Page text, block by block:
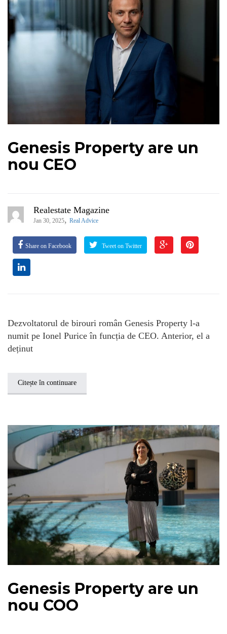
Genesis Property are un
nou CEO
Realestate Magazine
Jan 30, 2025, Real Advice
Share on Facebook Tweet on Twitter
Dezvoltatorul de birouri român Genesis Property l-a
numit pe Ionel Purice în funcția de CEO. Anterior, el a
deținut
Citește în continuare
Genesis Property are un
nou COO